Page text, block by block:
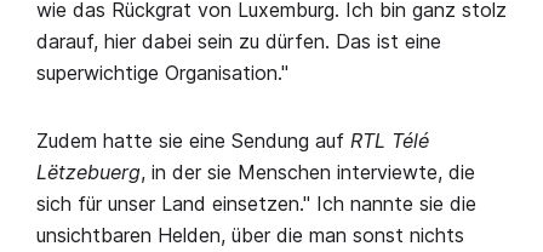
wie das Rückgrat von Luxemburg. Ich bin ganz stolz
darauf, hier dabei sein zu dürfen. Das ist eine
superwichtige Organisation."
Zudem hatte sie eine Sendung auf RTL Télé
Lëtzebuerg, in der sie Menschen interviewte, die
sich für unser Land einsetzen." Ich nannte sie die
unsichtbaren Helden, über die man sonst nichts